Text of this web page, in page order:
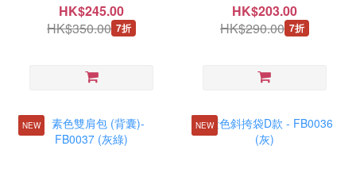
HK$245.00
HK$350.00 7折
HK$203.00
HK$290.00 7折
NEW NEW